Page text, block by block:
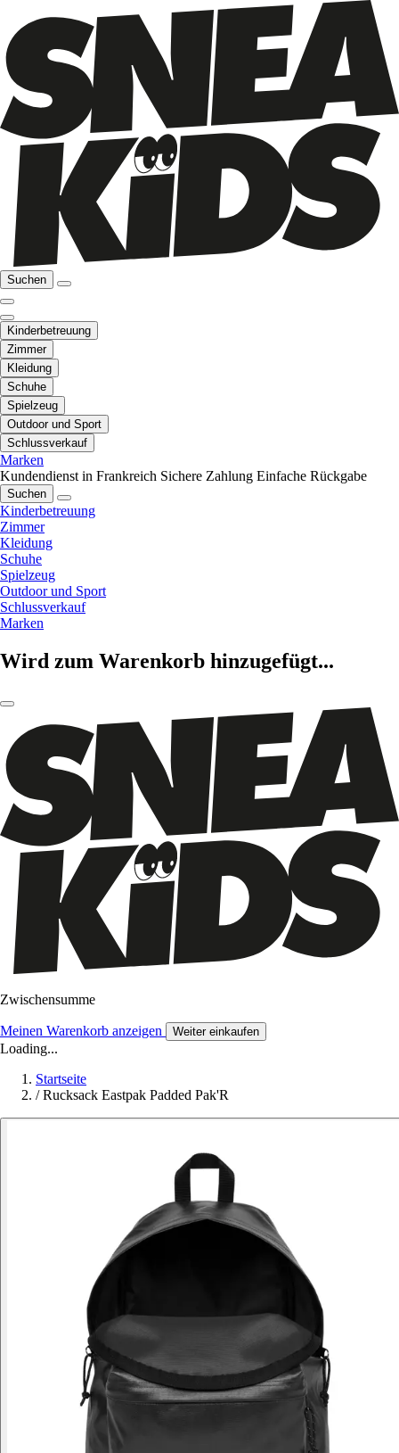
Suchen
Kinderbetreuung
Zimmer
Kleidung
Schuhe
Spielzeug
Outdoor und Sport
Schlussverkauf
Marken
Kundendienst in Frankreich Sichere Zahlung Einfache Rückgabe
Suchen
Kinderbetreuung
Zimmer
Kleidung
Schuhe
Spielzeug
Outdoor und Sport
Schlussverkauf
Marken
Wird zum Warenkorb hinzugefügt...
Zwischensumme
Meinen Warenkorb anzeigen Weiter einkaufen
Loading...
Startseite
/ Rucksack Eastpak Padded Pak'R